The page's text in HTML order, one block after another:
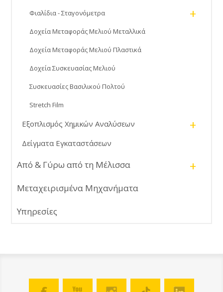
Φιαλίδια - Σταγονόμετρα +
Δοχεία Μεταφοράς Μελιού Μεταλλικά
Δοχεία Μεταφοράς Μελιού Πλαστικά
Δοχεία Συσκευασίας Μελιού
Συσκευασίες Βασιλικού Πολτού
Stretch Film
Εξοπλισμός Χημικών Αναλύσεων +
Δείγματα Εγκαταστάσεων
Από & Γύρω από τη Μέλισσα +
Μεταχειρισμένα Μηχανήματα
Υπηρεσίες